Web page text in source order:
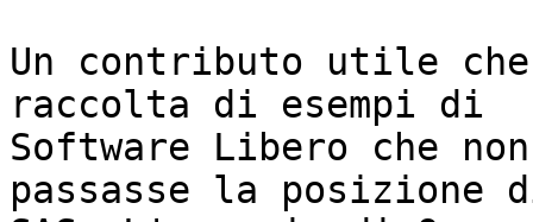
Un contributo utile che
raccolta di esempi di
Software Libero che
passasse la posizione